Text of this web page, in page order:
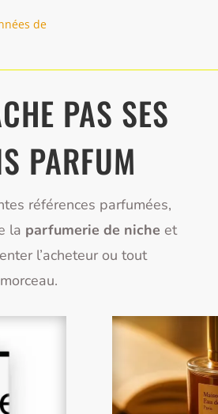
de
PAS SES
PARFUM
références parfumées,
la parfumerie de niche et
l’acheteur ou tout